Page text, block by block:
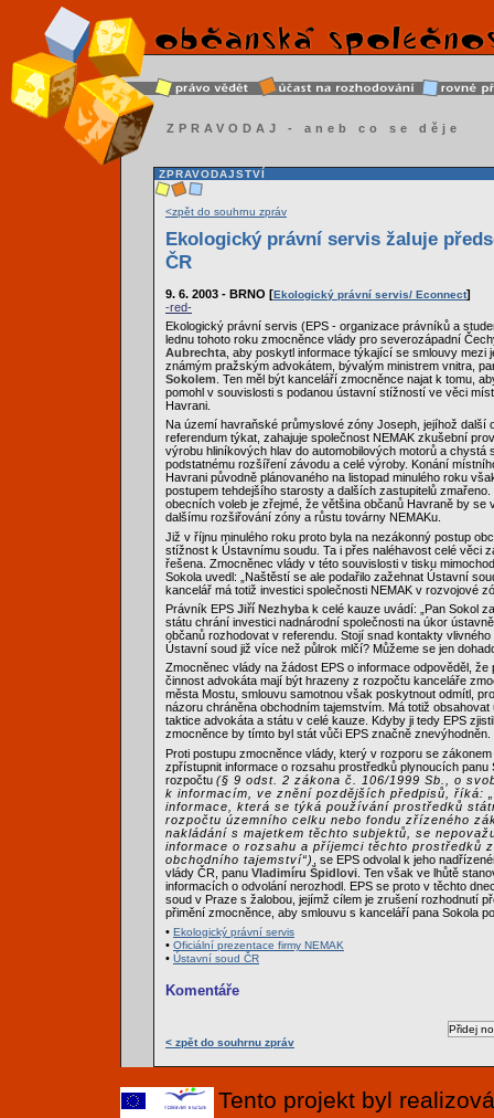
ZPRAVODAJ - aneb co se děje
ZPRAVODAJSTVÍ
<zpět do souhrnu zpráv
Ekologický právní servis žaluje
ČR
9. 6. 2003 - BRNO [Ekologický právní servis/ Econnect]
-red-
Ekologický právní servis (EPS - organizace právníků a
lednu tohoto roku zmocněnce vlády pro severozápadní
Aubrechta , aby poskytl informace týkající se smlouvy mezi
známým pražským advokátem, bývalým ministrem vnitra,
Sokolem . Ten měl být kanceláří zmocněnce najat k tomu,
pomohl v souvislosti s podanou ústavní stížností ve věci
Havrani.
Na území havraňské průmyslové zóny Joseph, jejíhož další
referendum týkat, zahajuje společnost NEMAK zkušební
výrobu hliníkových hlav do automobilových motorů a chystá
podstatnému rozšíření závodu a celé výroby. Konání
Havrani původně plánovaného na listopad minulého roku
postupem tehdejšího starosty a dalších zastupitelů
obecních voleb je zřejmé, že většina občanů Havraně by se
dalšímu rozšiřování zóny a růstu továrny NEMAKu.
Již v říjnu minulého roku proto byla na nezákonný postup
stížnost k Ústavnímu soudu. Ta i přes naléhavost celé věci
řešena. Zmocněnec vlády v této souvislosti v tisku
Sokola uvedl: „Naštěstí se ale podařilo zažehnat Ústavní
kancelář má totiž investici společnosti NEMAK v rozvojové
Právník EPS Jiří Nezhyba k celé kauze uvádí: „Pan Sokol
státu chrání investici nadnárodní společnosti na úkor
občanů rozhodovat v referendu. Stojí snad kontakty
Ústavní soud již více než půlrok mlčí? Můžeme se jen
Zmocněnec vlády na žádost EPS o informace odpověděl, že
činnost advokáta mají být hrazeny z rozpočtu kanceláře
města Mostu, smlouvu samotnou však poskytnout odmítl,
názoru chráněna obchodním tajemstvím. Má totiž obsahovat
taktice advokáta a státu v celé kauze. Kdyby ji tedy EPS
zmocněnce by tímto byl stát vůči EPS značně znevýhodněn.
Proti postupu zmocněnce vlády, který v rozporu se
zpřístupnit informace o rozsahu prostředků plynoucích panu
rozpočtu (§ 9 odst. 2 zákona č. 106/1999 Sb., o
k informacím, ve znění pozdějších předpisů, říká:
informace, která se týká používání prostředků
rozpočtu územního celku nebo fondu zřízeného
nakládání s majetkem těchto subjektů, se
informace o rozsahu a příjemci těchto prostředků
obchodního tajemství“)
, se EPS odvolal k jeho
vlády ČR, panu Vladimíru Špidlovi . Ten však ve lhůtě
informacích o odvolání nerozhodl. EPS se proto v těchto
soud v Praze s žalobou, jejímž cílem je zrušení rozhodnutí
přimění zmocněnce, aby smlouvu s kanceláří pana Sokola
• Ekologický právní servis
• Oficiální prezentace firmy NEMAK
• Ústavní soud ČR
Komentáře
< zpět do souhrnu zpráv
Tento projekt byl